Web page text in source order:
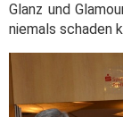
Glanz und
niemals schaden